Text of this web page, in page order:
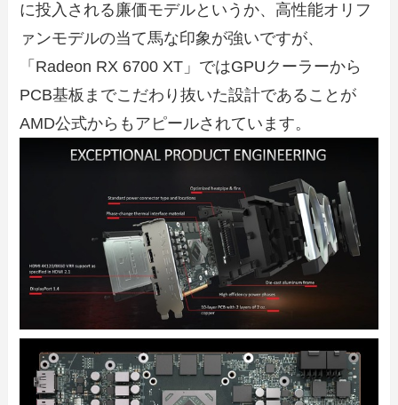
に投入される廉価モデルというか、高性能オリフ
ァンモデルの当て馬な印象が強いですが、
「Radeon RX 6700 XT」ではGPUクーラーから
PCB基板までこだわり抜いた設計であることが
AMD公式からもアピールされています。